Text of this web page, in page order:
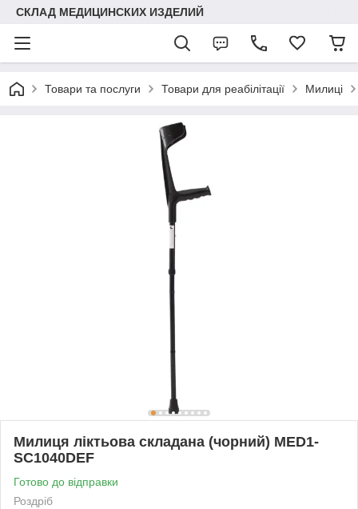
СКЛАД МЕДИЦИНСКИХ ИЗДЕЛИЙ
Товари та послуги Товари для реабілітації Милиці
Милиця ліктьова складана (чорний) MED1-
SC1040DEF
Готово до відправки
Роздріб